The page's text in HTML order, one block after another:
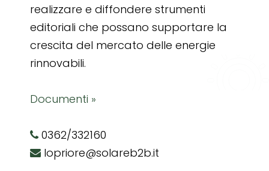
realizzare e diffondere strumenti
editoriali che possano supportare la
crescita del mercato delle energie
rinnovabili.
Documenti »
0362/332160
lopriore@solareb2b.it